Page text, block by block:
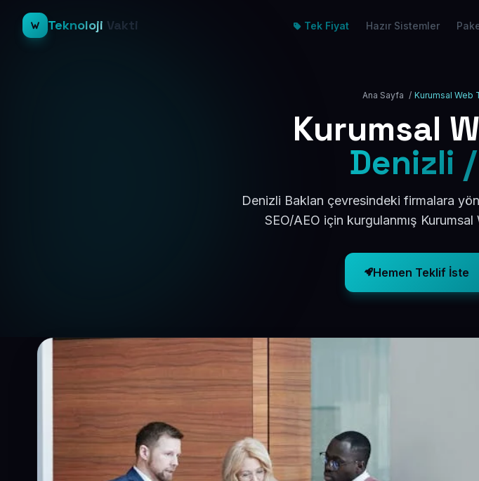
Teknoloji Vakti Tek Fiyat Hazır Sistemler
Ana Sayfa / Kurumsal Web
Kurumsal
Denizli
Denizli Baklan çevresindeki firmalara
SEO/AEO için kurgulanmış Kurumsal
Hemen Teklif İste